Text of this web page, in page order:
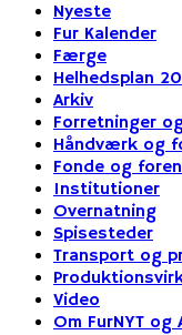
Nyeste
Fur Kalender
Færge
Helhedsplan
Arkiv
Forretninger
Håndværk og
Fonde og
Institutioner
Overnatning
Spisesteder
Transport og
Video
Om FurNYT og